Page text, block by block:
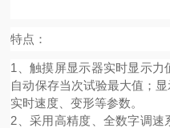
特点：
1、触摸屏显示器实时显示力
自动保存当次试验最大值；
实时速度、变形等参数。
2、采用高精度、全数字调速